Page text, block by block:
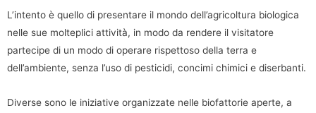
L’intento è quello di presentare il mondo dell’agricoltura biologica
nelle sue molteplici attività, in modo da rendere il visitatore
partecipe di un modo di operare rispettoso della terra e
dell’ambiente, senza l’uso di pesticidi, concimi chimici e diserbanti.
Diverse sono le iniziative organizzate nelle biofattorie aperte, a